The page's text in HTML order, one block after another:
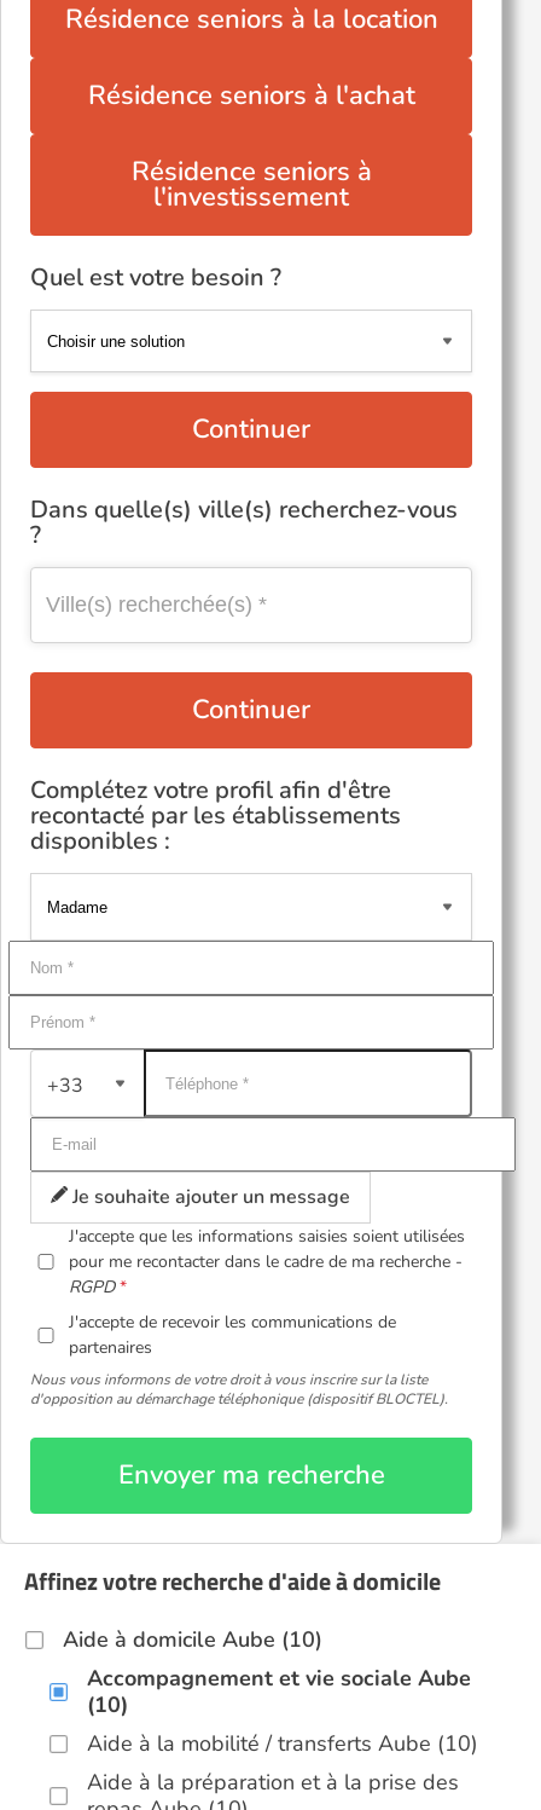
Résidence seniors à la location
Résidence seniors à l'achat
Résidence seniors à
l'investissement
Quel est votre besoin ?
Continuer
Dans quelle(s) ville(s) recherchez-vous
?
Continuer
Complétez votre profil afin d'être
recontacté par les établissements
disponibles :
+33
Je souhaite ajouter un message
J'accepte que les informations saisies soient utilisées
pour me recontacter dans le cadre de ma recherche -
RGPD
J'accepte de recevoir les communications de
partenaires
Nous vous informons de votre droit à vous inscrire sur la liste
d'opposition au démarchage téléphonique (dispositif BLOCTEL).
Envoyer ma recherche
Affinez votre recherche d'aide à domicile
Aide à domicile Aube (10)
Accompagnement et vie sociale Aube
(10)
Aide à la mobilité / transferts Aube (10)
Aide à la préparation et à la prise des